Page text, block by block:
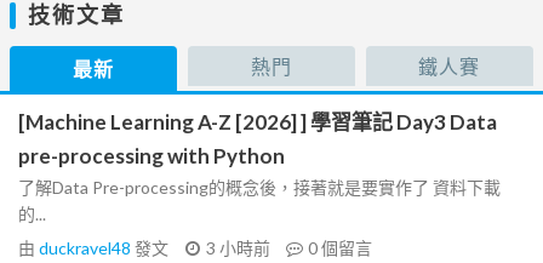
技術文章
最新 熱門 鐵人賽
[Machine Learning A-Z [2026] ] 學習筆記 Day3 Data
pre-processing with Python
了解Data Pre-processing的概念後，接著就是要實作了 資料下載
的...
由 duckravel48 發文 3 小時前 0個留言